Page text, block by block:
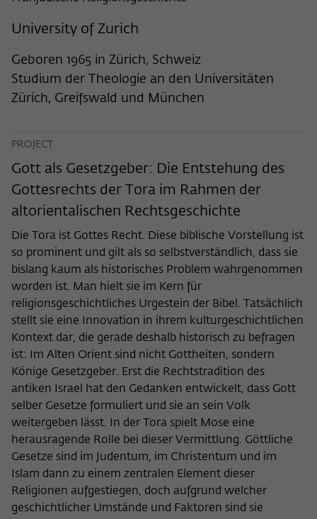
University of Zurich
Geboren 1965 in Zürich, Schweiz
Studium der Theologie an den Universitäten
Zürich, Greifswald und München
PROJECT
Gott als Gesetzgeber: Die Entstehung des
Gottesrechts der Tora im Rahmen der
altorientalischen Rechtsgeschichte
Die Tora ist Gottes Recht. Diese biblische Vorstellung ist
so prominent und gilt als so selbstverständlich, dass sie
bislang kaum als historisches Problem wahrgenommen
worden ist. Man hielt sie im Kern für
religionsgeschichtliches Urgestein der Bibel. Tatsächlich
stellt sie eine Innovation in ihrem kulturgeschichtlichen
Kontext dar, die gerade deshalb historisch zu befragen
ist: Im Alten Orient sind nicht Gottheiten, sondern
Könige Gesetzgeber. Erst die Rechtstradition des
antiken Israel hat den Gedanken entwickelt, dass Gott
selber Gesetze formuliert und sie an sein Volk
weitergeben lässt. In der Tora spielt Mose eine
herausragende Rolle bei dieser Vermittlung. Göttliche
Gesetze sind im Judentum, im Christentum und im
Islam dann zu einem zentralen Element dieser
Religionen aufgestiegen, doch aufgrund welcher
geschichtlicher Umstände und Faktoren sind sie
Name _pk_ref
Provider Matomo
6 Monate
Purpose
link.
Name _pk_ses
Provider Matomo
Lifetime 30 Minuten
Purpose
This short-lived cookie is used to
temporarily store data about the visitor's
current stay on wiko-berlin.de.
frequency of viewing, duration of playback time, etc).